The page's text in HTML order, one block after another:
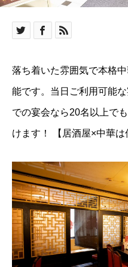
落ち着いた雰囲気で本格
能です。当日ご利用可能
での宴会なら20名以上で
けます！ 【居酒屋×中華